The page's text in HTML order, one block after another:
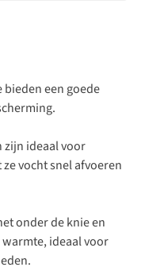
een goede
zijn ideaal voor
vocht snel afvoeren
onder de knie en
ideaal voor